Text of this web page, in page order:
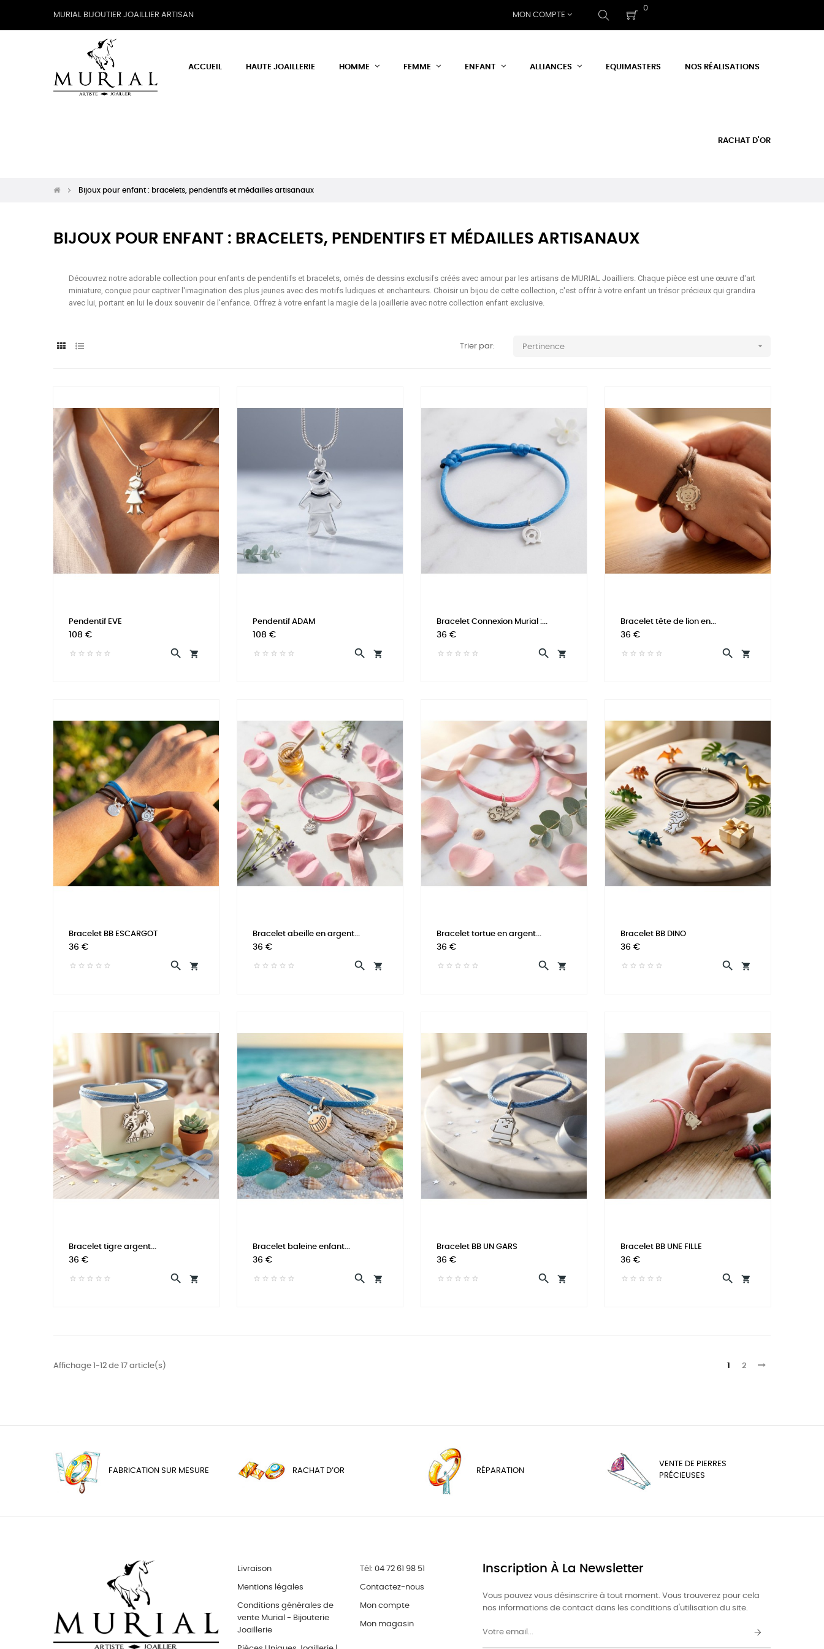
MURIAL BIJOUTIER JOAILLIER ARTISAN MON COMPTE
0
ACCUEIL HAUTE JOAILLERIE HOMME FEMME ENFANT ALLIANCES EQUIMASTERS NOS RÉALISATIONS
RACHAT D'OR
Bijoux pour enfant : bracelets, pendentifs et médailles artisanaux
BIJOUX POUR ENFANT : BRACELETS, PENDENTIFS ET MÉDAILLES ARTISANAUX
Découvrez notre adorable collection pour enfants de pendentifs et bracelets, ornés de dessins exclusifs créés avec amour par les artisans de MURIAL Joailliers. Chaque pièce est une œuvre d'art
miniature, conçue pour captiver l'imagination des plus jeunes avec des motifs ludiques et enchanteurs. Choisir un bijou de cette collection, c'est offrir à votre enfant un trésor précieux qui grandira
avec lui, portant en lui le doux souvenir de l'enfance. Offrez à votre enfant la magie de la joaillerie avec notre collection enfant exclusive.
Trier par: Pertinence 
Pendentif EVE
Prix
108 €


Pendentif ADAM
Prix
108 €


Bracelet Connexion Murial :...
Prix
36 €


Bracelet tête de lion en...
Prix
36 €


Bracelet BB ESCARGOT
Prix
36 €


Bracelet abeille en argent...
Prix
36 €


Bracelet tortue en argent...
Prix
36 €


Bracelet BB DINO
Prix
36 €


Bracelet tigre argent...
Prix
36 €


Bracelet baleine enfant...
Prix
36 €


Bracelet BB UN GARS
Prix
36 €


Bracelet BB UNE FILLE
Prix
36 €


Affichage 1-12 de 17 article(s) 1 2
FABRICATION SUR MESURE RACHAT D’OR RÉPARATION
VENTE DE PIERRES
PRÉCIEUSES
Livraison
Mentions légales
Conditions générales de
vente Murial - Bijouterie
Joaillerie
Tél: 04 72 61 98 51
Contactez-nous
Mon compte
Mon magasin
Inscription À La Newsletter
Vous pouvez vous désinscrire à tout moment. Vous trouverez pour cela
nos informations de contact dans les conditions d'utilisation du site.